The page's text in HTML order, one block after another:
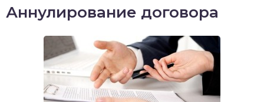
Аннулирование договора